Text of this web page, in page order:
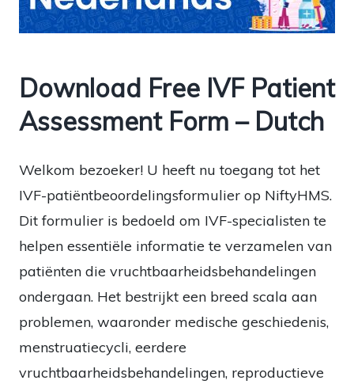
Download Free IVF Patient
Assessment Form – Dutch
Welkom bezoeker! U heeft nu toegang tot het
IVF-patiëntbeoordelingsformulier op NiftyHMS.
Dit formulier is bedoeld om IVF-specialisten te
helpen essentiële informatie te verzamelen van
patiënten die vruchtbaarheidsbehandelingen
ondergaan. Het bestrijkt een breed scala aan
problemen, waaronder medische geschiedenis,
menstruatiecycli, eerdere
vruchtbaarheidsbehandelingen, reproductieve